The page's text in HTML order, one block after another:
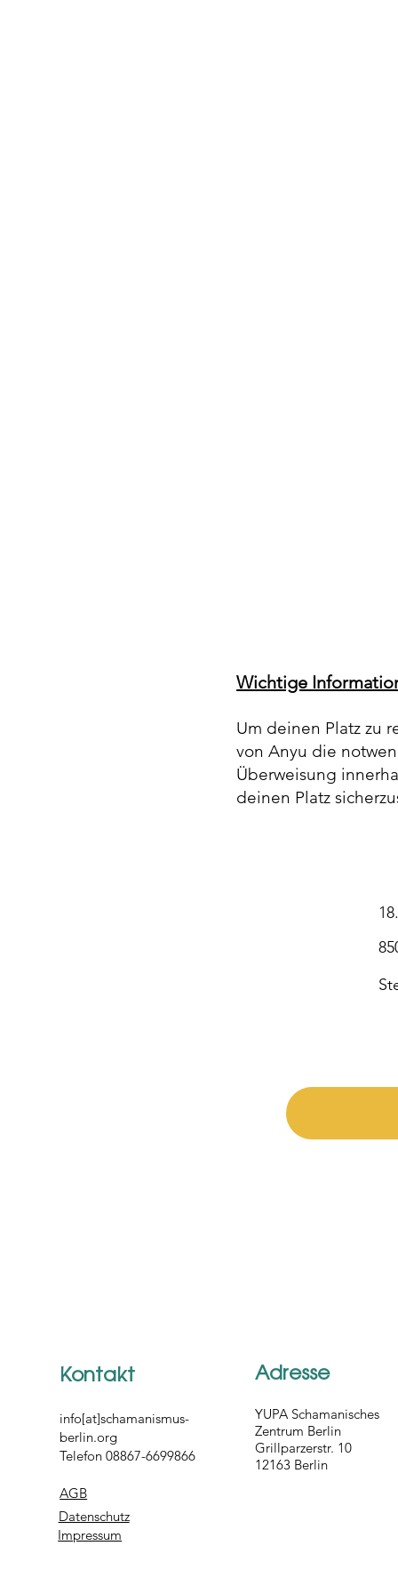
Wichtige
Um deinen Platz zu
von Anyu die
Überweisung
deinen Platz
Kontakt
info[at]schamanismus-
berlin.org
Telefon 08867-6699866
Adresse
YUPA Schamanisches
Zentrum Berlin
Grillparzerstr. 10
12163 Berlin
AGB
Datenschutz
Impressum